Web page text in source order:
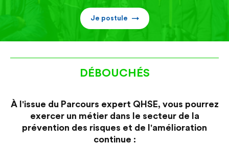
Je postule
DÉBOUCHÉS
À l'issue du Parcours expert QHSE, vous pourrez
exercer un métier dans le secteur de la
prévention des risques et de l'amélioration
continue :